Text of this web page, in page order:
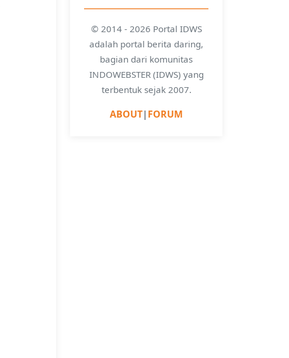
© 2014 - 2026 Portal IDWS
adalah portal berita daring,
bagian dari komunitas
INDOWEBSTER (IDWS) yang
terbentuk sejak 2007.
ABOUT|FORUM